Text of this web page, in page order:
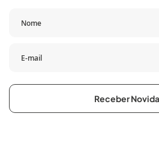
Receber